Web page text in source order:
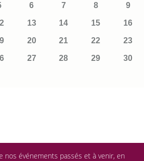
6 7 8 9
13 14 15 16
20 21 22 23
27 28 29 30
nos événements passés et à venir, en